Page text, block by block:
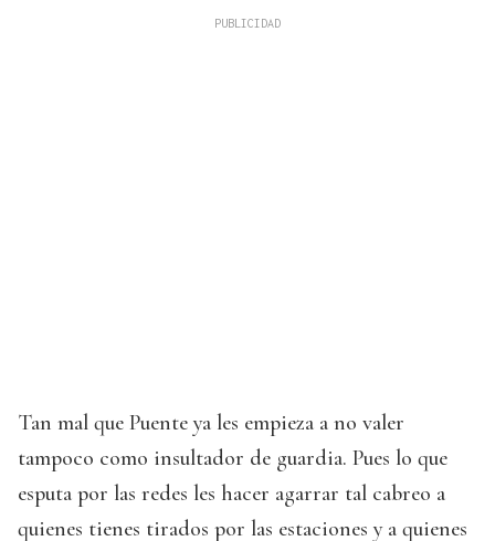
Tan mal que Puente ya les empieza a no valer
tampoco como insultador de guardia. Pues lo que
esputa por las redes les hacer agarrar tal cabreo a
quienes tienes tirados por las estaciones y a quienes